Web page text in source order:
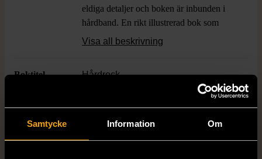
Samtycke Information Om
eldiga detaljer och boken är inbunden i
hårdband. En rikt illustrerad bok som
passar både den hårdrocksintresserade och
Visa all beskrivning
Boktitel Hårdrock
Författare Simon Lundh
ISBN 978-91-552-6804-6